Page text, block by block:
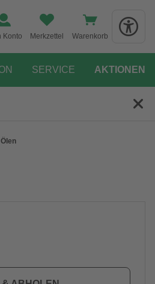
Konto Merkzettel Warenkorb
SERVICE AKTIONEN